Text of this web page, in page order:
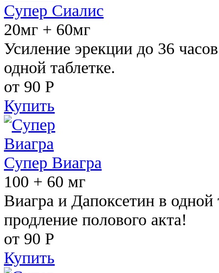
Супер Сиалис
20мг + 60мг
Усиление эрекции до 36
одной таблетке.
от 90 Р
Купить
Супер Виагра
100 + 60 мг
Виагра и Дапоксетин в одной
продление полового акта!
от 90 Р
Купить